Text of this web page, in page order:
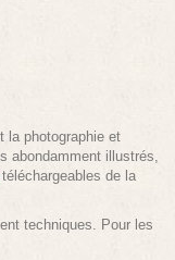
la photographie et
abondamment illustrés,
téléchargeables de la
techniques. Pour les